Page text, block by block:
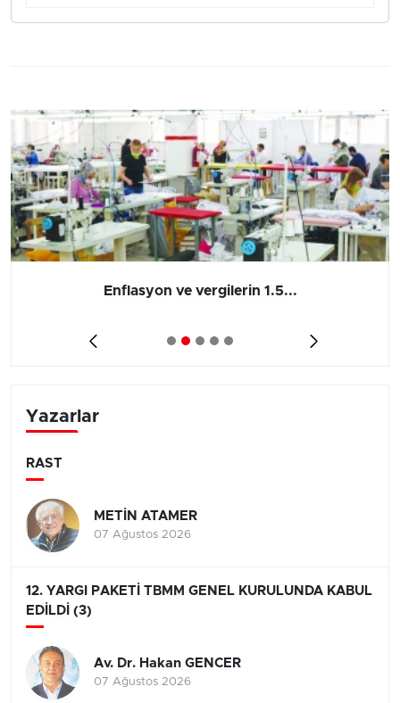
Enflasyon ve vergilerin 1.5...
Yazarlar
RAST
METİN ATAMER
07 Ağustos 2026
12. YARGI PAKETİ TBMM GENEL KURULUNDA KABUL
EDİLDİ (3)
Av. Dr. Hakan GENCER
07 Ağustos 2026